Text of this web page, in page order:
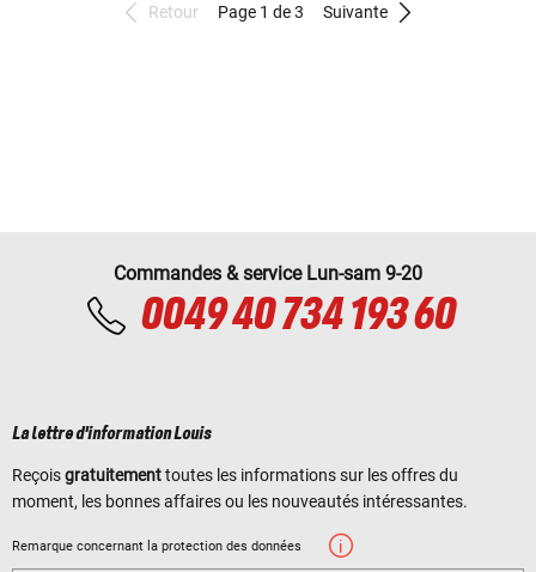
Retour Page 1 de 3 Suivante
Commandes & service Lun-sam 9-20
0049 40 734 193 60
La lettre d'information Louis
Reçoisgratuitementtoutes les informations sur les offres du
moment, les bonnes affaires ou les nouveautés intéressantes.
Remarque concernant la protection des données